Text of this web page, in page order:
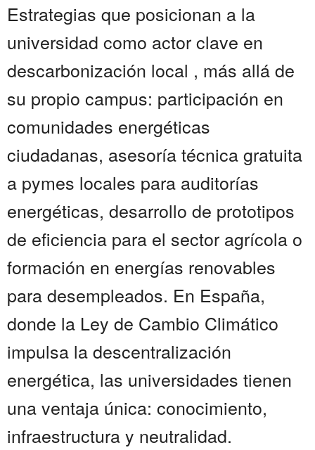
Estrategias que posicionan a la
universidad como actor clave en
descarbonización local , más allá de
su propio campus: participación en
comunidades energéticas
ciudadanas, asesoría técnica gratuita
a pymes locales para auditorías
energéticas, desarrollo de prototipos
de eficiencia para el sector agrícola o
formación en energías renovables
para desempleados. En España,
donde la Ley de Cambio Climático
impulsa la descentralización
energética, las universidades tienen
una ventaja única: conocimiento,
infraestructura y neutralidad.